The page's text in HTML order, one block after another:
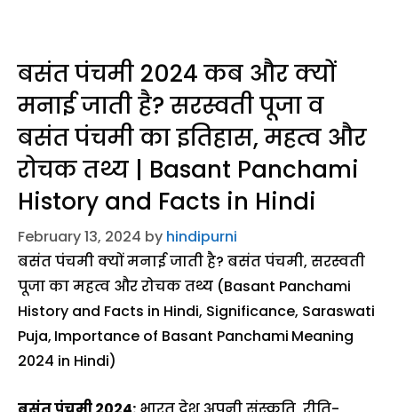
बसंत पंचमी 2024 कब और क्यों
मनाई जाती है? सरस्वती पूजा व
बसंत पंचमी का इतिहास, महत्व और
रोचक तथ्य | Basant Panchami
History and Facts in Hindi
February 13, 2024 by hindipurni
बसंत पंचमी क्यों मनाई जाती है? बसंत पंचमी, सरस्वती
पूजा का महत्व और रोचक तथ्य (Basant Panchami
History and Facts in Hindi, Significance, Saraswati
Puja, Importance of Basant Panchami Meaning
2024 in Hindi)